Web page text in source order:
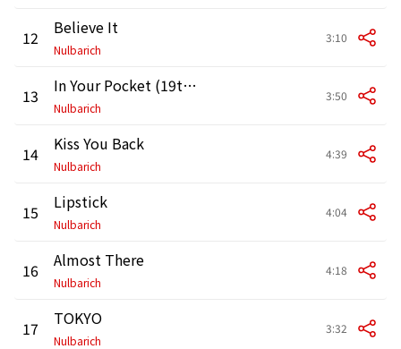
12 Believe It
Nulbarich
3:10
13 In Your Pocket (19th Ave. Remix)
Nulbarich
3:50
14 Kiss You Back
Nulbarich
4:39
15 Lipstick
Nulbarich
4:04
16 Almost There
Nulbarich
4:18
17 TOKYO
Nulbarich
3:32